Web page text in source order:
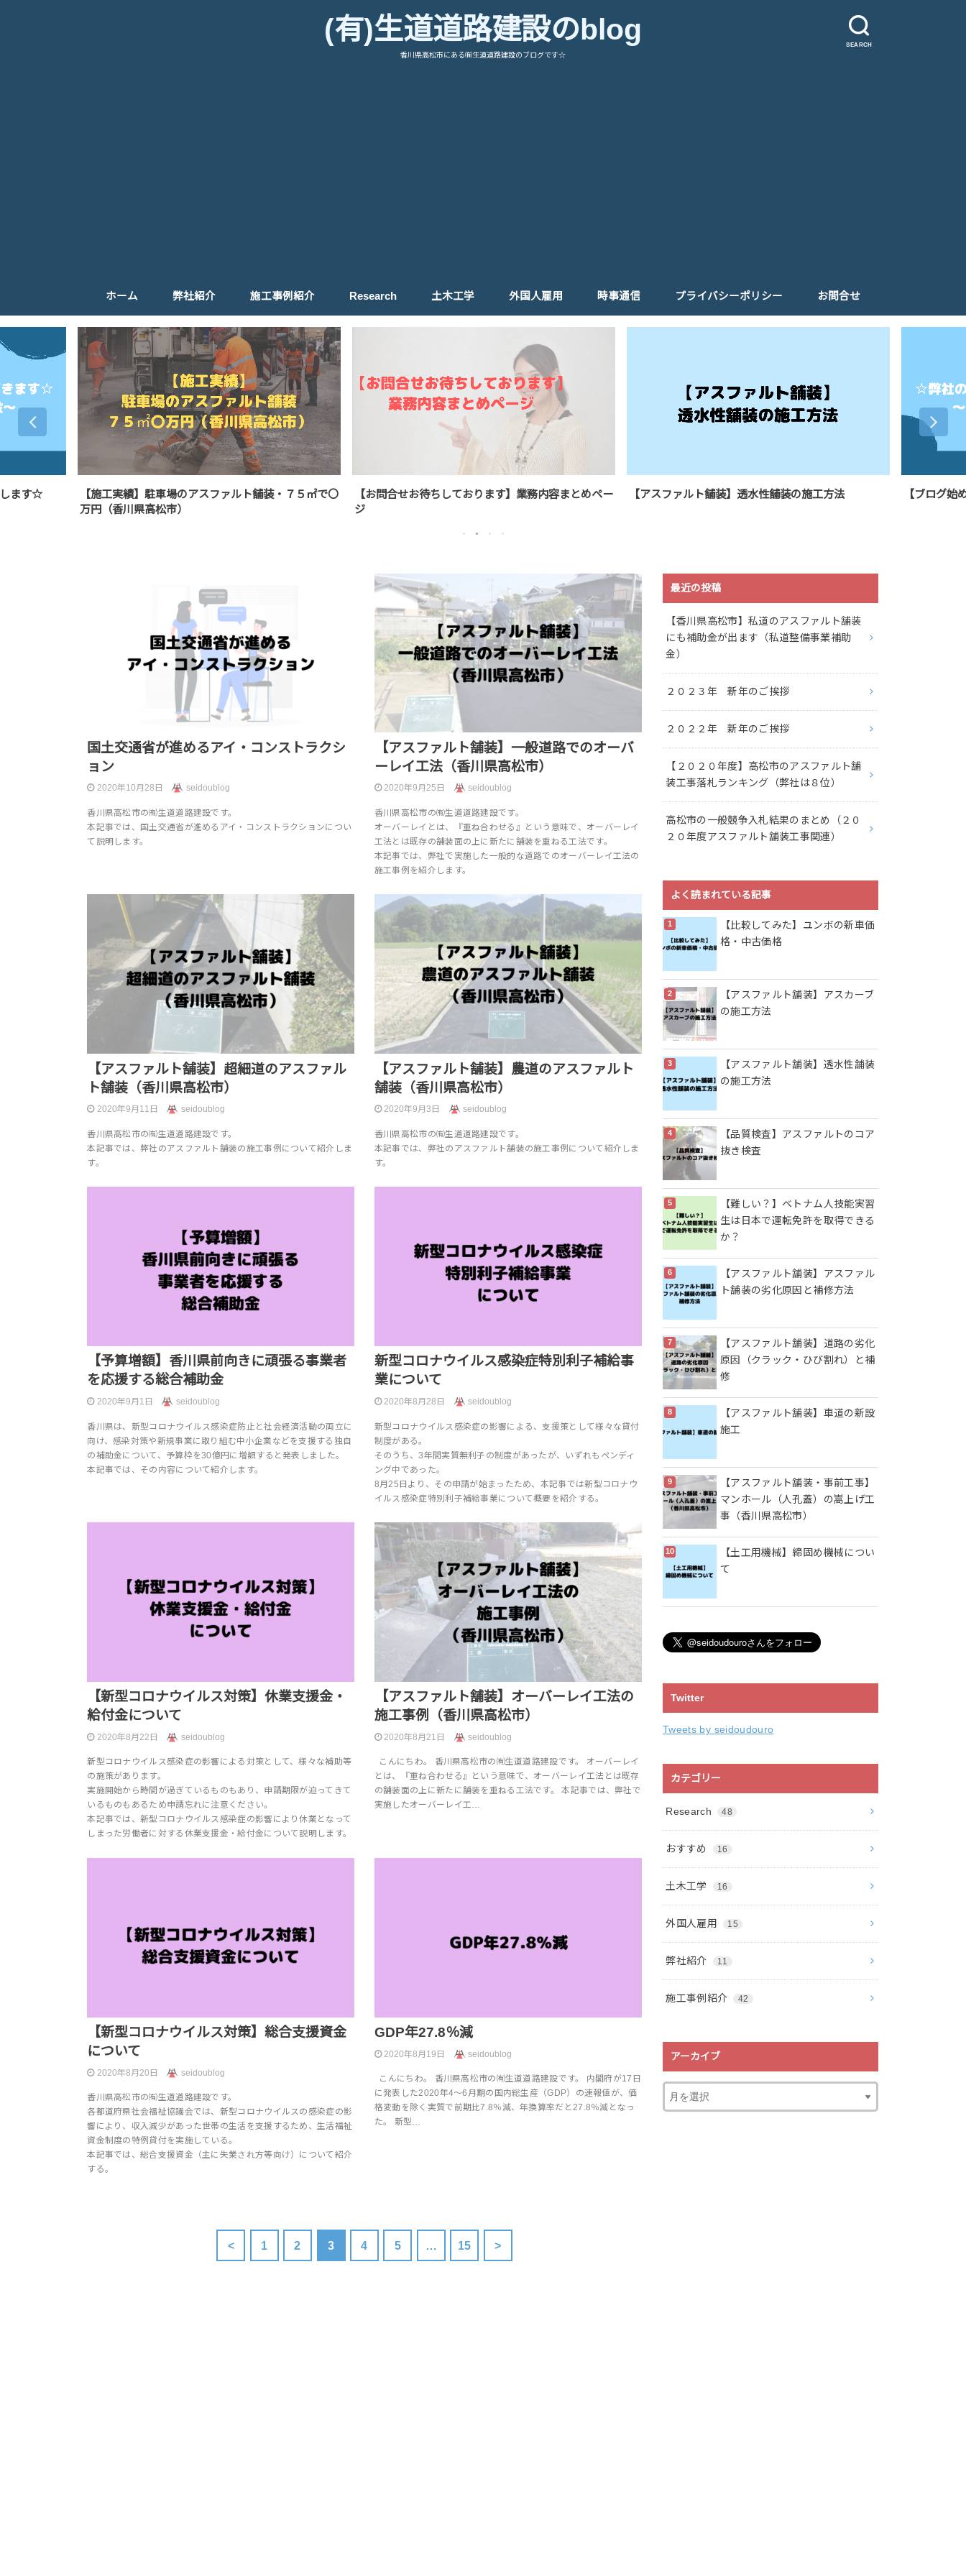
SEARCH
(有)生道道路建設のblog
香川県高松市にある㈲生道道路建設のブログです☆
ホーム 弊社紹介 施工事例紹介 Research 土木工学 外国人雇用 時事通信 プライバシーポリシー お問合せ
ルト舗装・７５㎡で〇
【お問合せお待ちしております】業務内容まとめペー
ジ
【アスファルト舗装】透水性舗装の施工方法 【ブログ始めます】弊社についてご紹介します☆
国土交通省が進めるアイ・コンストラクシ
ョン
2020年10月28日 seidoublog
香川県高松市の㈲生道道路建設です。
本記事では、国土交通省が進めるアイ・コンストラクションについ
て説明します。
【アスファルト舗装】一般道路でのオーバ
ーレイ工法（香川県高松市）
2020年9月25日 seidoublog
香川県高松市の㈲生道道路建設です。
オーバーレイとは、『重ね合わせる』という意味で、オーバーレイ
工法とは既存の舗装面の上に新たに舗装を重ねる工法です。
本記事では、弊社で実施した一般的な道路でのオーバーレイ工法の
施工事例を紹介します。
【アスファルト舗装】超細道のアスファル
ト舗装（香川県高松市）
2020年9月11日 seidoublog
香川県高松市の㈲生道道路建設です。
本記事では、弊社のアスファルト舗装の施工事例について紹介しま
す。
【アスファルト舗装】農道のアスファルト
舗装（香川県高松市）
2020年9月3日 seidoublog
香川県高松市の㈲生道道路建設です。
本記事では、弊社のアスファルト舗装の施工事例について紹介しま
す。
【予算増額】香川県前向きに頑張る事業者
を応援する総合補助金
2020年9月1日 seidoublog
香川県は、新型コロナウイルス感染症防止と社会経済活動の両立に
向け、感染対策や新規事業に取り組む中小企業などを支援する独自
の補助金について、予算枠を30億円に増額すると発表しました。
本記事では、その内容について紹介します。
新型コロナウイルス感染症特別利子補給事
業について
2020年8月28日 seidoublog
新型コロナウイルス感染症の影響による、支援策として様々な貸付
制度がある。
そのうち、3年間実質無利子の制度があったが、いずれもペンディ
ング中であった。
8月25日より、その申請が始まったため、本記事では新型コロナウ
イルス感染症特別利子補給事業について概要を紹介する。
【新型コロナウイルス対策】休業支援金・
給付金について
2020年8月22日 seidoublog
新型コロナウイルス感染症の影響による対策として、様々な補助等
の施策があります。
実施開始から時間が過ぎているものもあり、申請期限が迫ってきて
いるものもあるため申請忘れに注意ください。
本記事では、新型コロナウイルス感染症の影響により休業となって
しまった労働者に対する休業支援金・給付金について説明します。
【アスファルト舗装】オーバーレイ工法の
施工事例（香川県高松市）
2020年8月21日 seidoublog
こんにちわ。 香川県高松市の㈲生道道路建設です。 オーバーレイ
とは、『重ね合わせる』という意味で、オーバーレイ工法とは既存
の舗装面の上に新たに舗装を重ねる工法です。 本記事では、弊社で
実施したオーバーレイ工…
【新型コロナウイルス対策】総合支援資金
について
2020年8月20日 seidoublog
香川県高松市の㈲生道道路建設です。
各都道府県社会福祉協議会では、新型コロナウイルスの感染症の影
響により、収入減少があった世帯の生活を支援するため、生活福祉
資金制度の特例貸付を実施している。
本記事では、総合支援資金（主に失業され方等向け）について紹介
する。
GDP年27.8％減
2020年8月19日 seidoublog
こんにちわ。 香川県高松市の㈲生道道路建設です。 内閣府が17日
に発表した2020年4～6月期の国内総生産（GDP）の速報値が、価
格変動を除く実質で前期比7.8％減、年換算率だと27.8％減となっ
た。 新型…
< 1 2 3 4 5 15 >
最近の投稿
【香川県高松市】私道のアスファルト舗装
にも補助金が出ます（私道整備事業補助
金）
２０２３年 新年のご挨拶
２０２２年 新年のご挨拶
【２０２０年度】高松市のアスファルト舗
装工事落札ランキング（弊社は８位）
高松市の一般競争入札結果のまとめ（２０
２０年度アスファルト舗装工事関連）
よく読まれている記事
【比較してみた】ユンボの新車価
格・中古価格
【アスファルト舗装】アスカーブ
の施工方法
【アスファルト舗装】透水性舗装
の施工方法
【品質検査】アスファルトのコア
抜き検査
【難しい？】ベトナム人技能実習
生は日本で運転免許を取得できる
か？
【アスファルト舗装】アスファル
ト舗装の劣化原因と補修方法
【アスファルト舗装】道路の劣化
原因（クラック・ひび割れ）と補
修
【アスファルト舗装】車道の新設
施工
【アスファルト舗装・事前工事】
マンホール（人孔蓋）の嵩上げ工
事（香川県高松市）
【土工用機械】締固め機械につい
て
Twitter
Tweets by seidoudouro
カテゴリー
Research 48
おすすめ 16
土木工学 16
外国人雇用 15
弊社紹介 11
施工事例紹介 42
アーカイブ